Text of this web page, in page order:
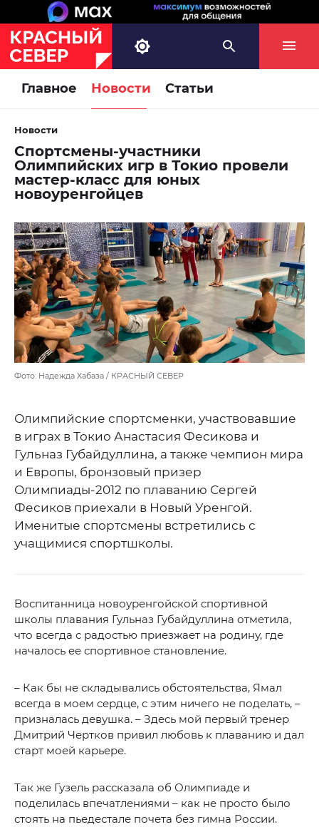
Главное Новости Статьи
Новости
Спортсмены-участники
Олимпийских игр в Токио провели
мастер-класс для юных
новоуренгойцев
Фото: Надежда Хабаза / КРАСНЫЙ СЕВЕР
Олимпийские спортсменки, участвовавшие
в играх в Токио Анастасия Фесикова и
Гульназ Губайдуллина, а также чемпион мира
и Европы, бронзовый призер
Олимпиады-2012 по плаванию Сергей
Фесиков приехали в Новый Уренгой.
Именитые спортсмены встретились с
учащимися спортшколы.
Воспитанница новоуренгойской спортивной
школы плавания Гульназ Губайдуллина отметила,
что всегда с радостью приезжает на родину, где
началось ее спортивное становление.
– Как бы не складывались обстоятельства, Ямал
всегда в моем сердце, с этим ничего не поделать, –
призналась девушка. – Здесь мой первый тренер
Дмитрий Чертков привил любовь к плаванию и дал
старт моей карьере.
Так же Гузель рассказала об Олимпиаде и
поделилась впечатлениями – как не просто было
стоять на пьедестале почета без гимна России.